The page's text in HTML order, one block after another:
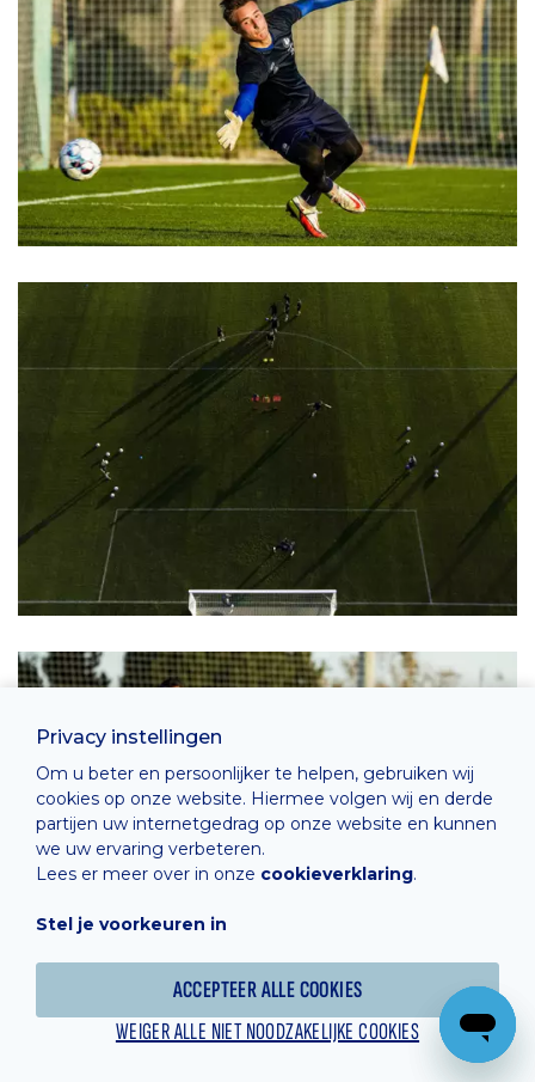
Privacy instellingen
Om u beter en persoonlijker te helpen, gebruiken wij
cookies op onze website. Hiermee volgen wij en derde
partijen uw internetgedrag op onze website en kunnen
we uw ervaring verbeteren.
Lees er meer over in onze cookieverklaring.
Stel je voorkeuren in
ACCEPTEER ALLE COOKIES
WEIGER ALLE NIET NOODZAKELIJKE COOKIES